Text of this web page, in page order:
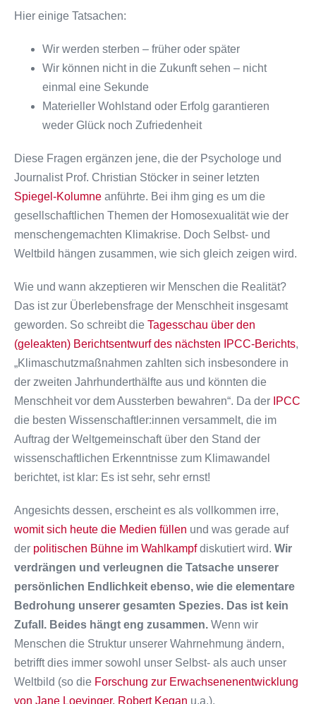
Hier einige Tatsachen:
Wir werden sterben – früher oder später
Wir können nicht in die Zukunft sehen – nicht
einmal eine Sekunde
Materieller Wohlstand oder Erfolg garantieren
weder Glück noch Zufriedenheit
Diese Fragen ergänzen jene, die der Psychologe und
Journalist Prof. Christian Stöcker in seiner letzten
Spiegel-Kolumne anführte. Bei ihm ging es um die
gesellschaftlichen Themen der Homosexualität wie der
menschengemachten Klimakrise. Doch Selbst- und
Weltbild hängen zusammen, wie sich gleich zeigen wird.
Wie und wann akzeptieren wir Menschen die Realität?
Das ist zur Überlebensfrage der Menschheit insgesamt
geworden. So schreibt die Tagesschau über den
(geleakten) Berichtsentwurf des nächsten IPCC-Berichts,
„Klimaschutzmaßnahmen zahlten sich insbesondere in
der zweiten Jahrhunderthälfte aus und könnten die
Menschheit vor dem Aussterben bewahren“. Da der IPCC
die besten Wissenschaftler:innen versammelt, die im
Auftrag der Weltgemeinschaft über den Stand der
wissenschaftlichen Erkenntnisse zum Klimawandel
berichtet, ist klar: Es ist sehr, sehr ernst!
Angesichts dessen, erscheint es als vollkommen irre,
womit sich heute die Medien füllen und was gerade auf
der politischen Bühne im Wahlkampfdiskutiert wird. Wir
verdrängen und verleugnen die Tatsache unserer
persönlichen Endlichkeit ebenso, wie die elementare
Bedrohung unserer gesamten Spezies. Das ist kein
Zufall. Beides hängt eng zusammen. Wenn wir
Menschen die Struktur unserer Wahrnehmung ändern,
betrifft dies immer sowohl unser Selbst- als auch unser
Weltbild (so die Forschung zur Erwachsenenentwicklung
von Jane Loevinger, Robert Kegan u.a.).